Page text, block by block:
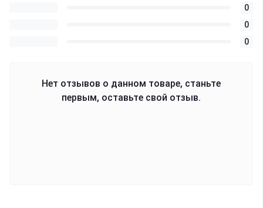
0
0
0
Нет отзывов о данном товаре, станьте
первым, оставьте свой отзыв.